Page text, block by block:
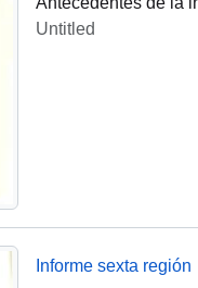
Untitled
Informe sexta región